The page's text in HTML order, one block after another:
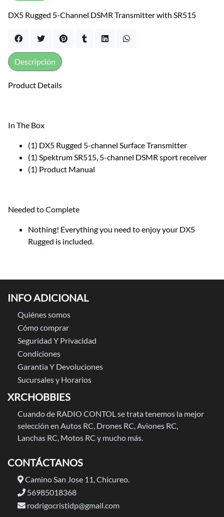
DX5 Rugged 5-Channel DSMR Transmitter with SR515
Product Details
In The Box
(1) DX5 Rugged 5-channel Surface Transmitter
(1) Spektrum SR515, 5-channel DSMR sport receiver
(1) Product Manual
Needed to Complete
Nothing! Everything you need to enjoy your DX5
Rugged is included.
Descripción
INFO ADICIONAL
Quiénes somos
Cómo comprar
Seguridad Y Privacidad
Condiciones
Garantia Y Devoluciones
Sucursales y Horarios
XRCHOBBIES
Cuando de RADIO CONTOL se trata tenemos la mejor
selección en Autos RC, Drones RC, Aviones RC,
Lanchas RC, Motos RC y mucho más.
CONTÁCTANOS
Camino San Jose 11, Chicureo.
56985018368
rodrigocristidp@gmail.com